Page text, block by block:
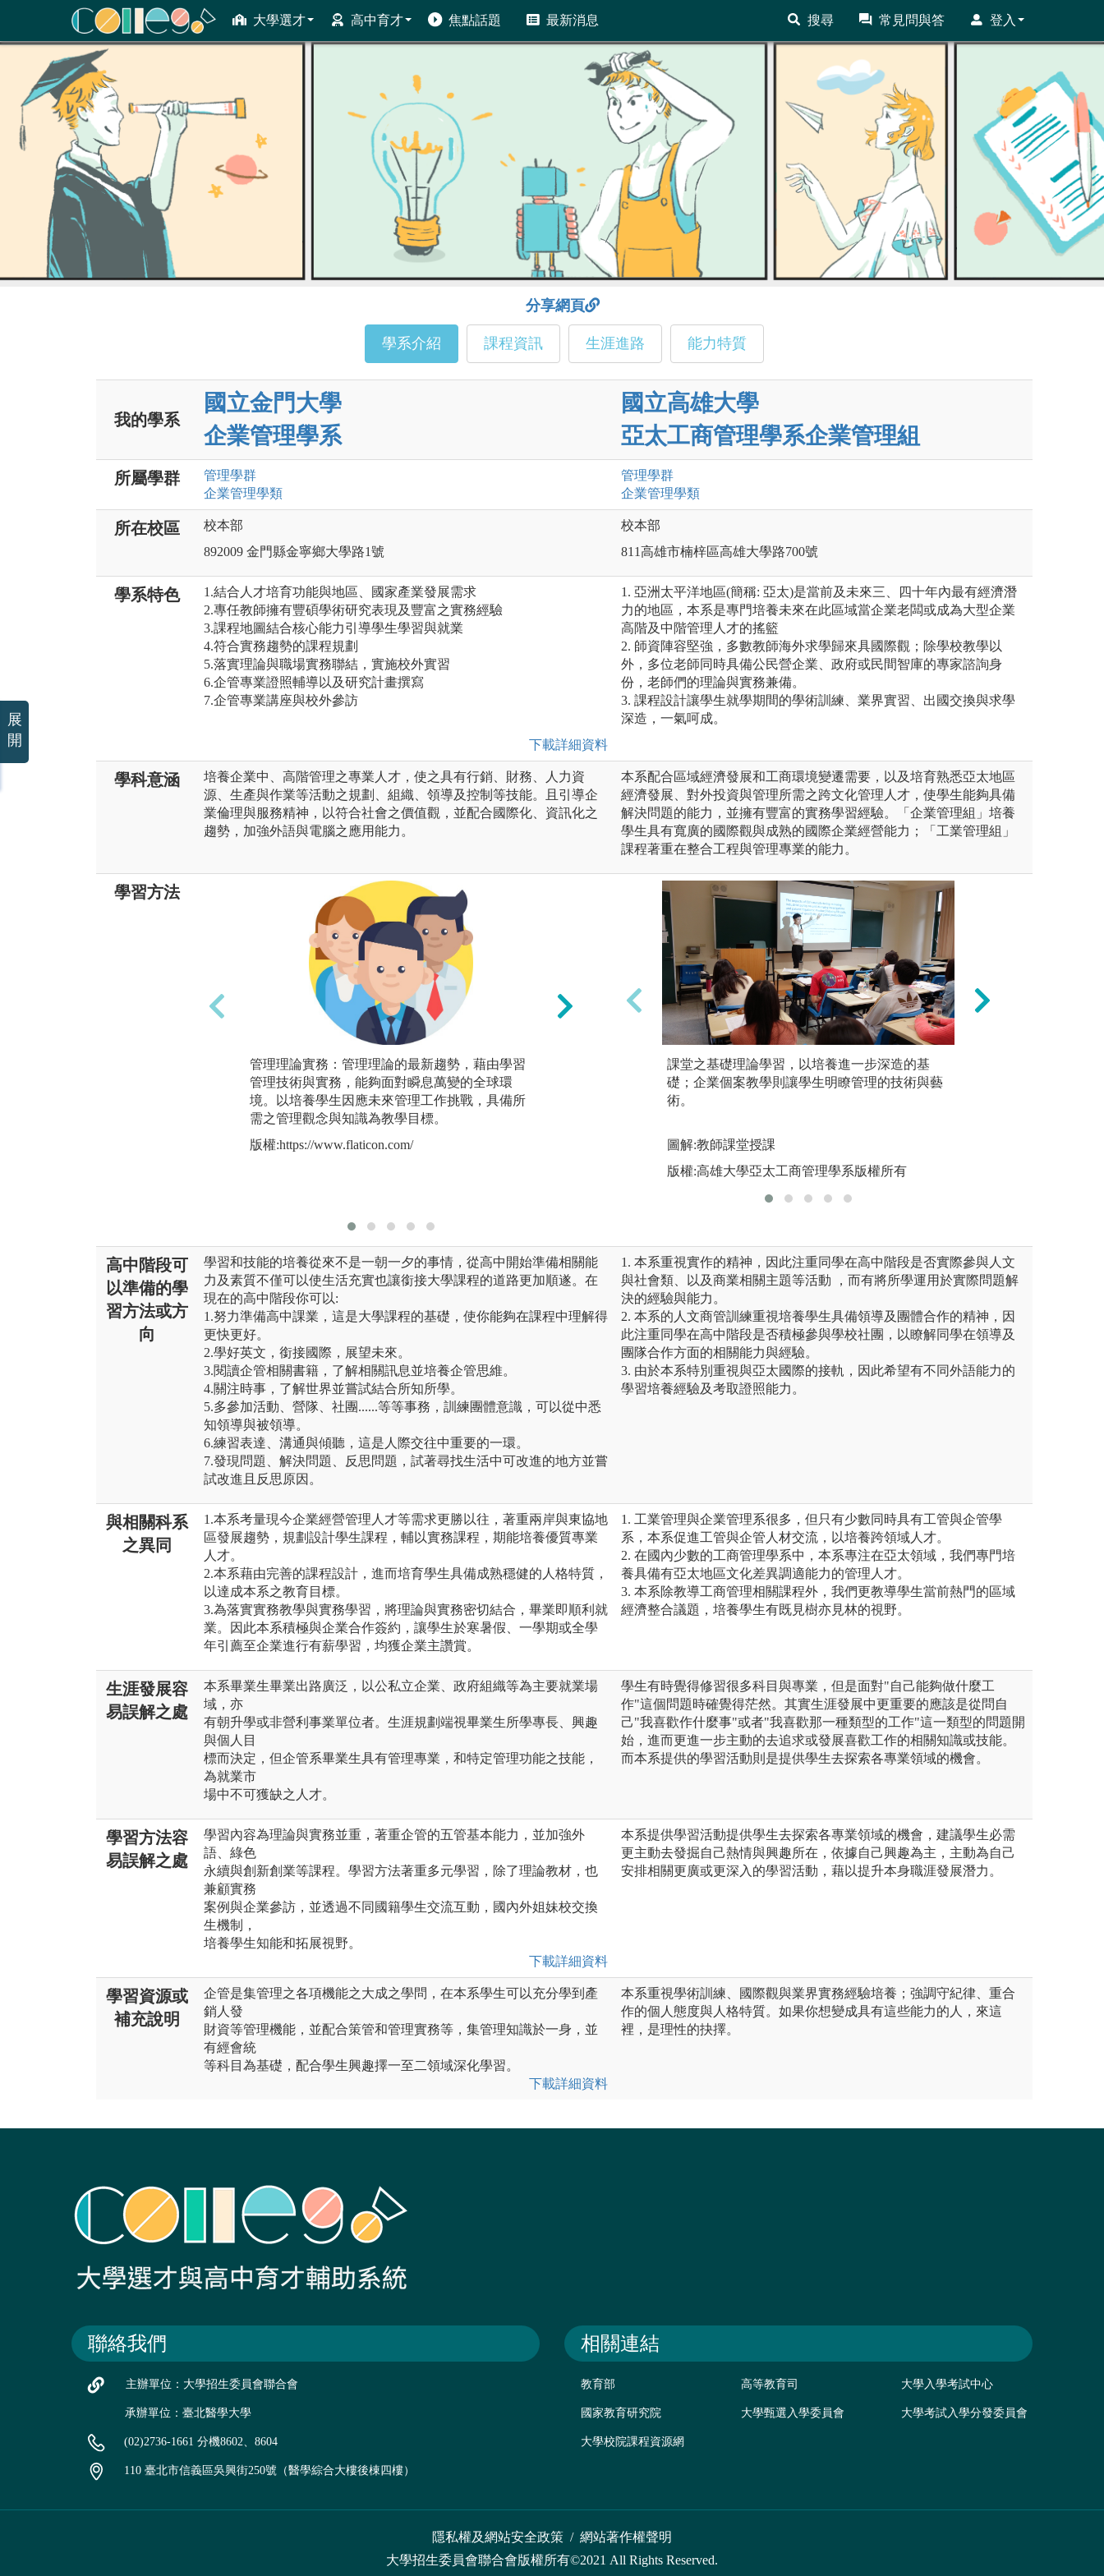
大學選才 高中育才 焦點話題 最新消息 搜尋 常見問與答 登入
ColleGo! 大學選才與高中育才輔助系統
分享網頁
學系介紹 課程資訊 生涯進路 能力特質
我的學系
國立金門大學
企業管理學系
國立高雄大學
亞太工商管理學系企業管理組
所屬學群 管理學群
企業管理學類
管理學群
企業管理學類
所在校區
校本部
892009 金門縣金寧鄉大學路1號
校本部
811高雄市楠梓區高雄大學路700號
學系特色
1.結合人才培育功能與地區、國家產業發展需求
2.專任教師擁有豐碩學術研究表現及豐富之實務經驗
3.課程地圖結合核心能力引導學生學習與就業
4.符合實務趨勢的課程規劃
5.落實理論與職場實務聯結，實施校外實習
6.企管專業證照輔導以及研究計畫撰寫
7.企管專業講座與校外參訪
下載詳細資料
1. 亞洲太平洋地區(簡稱: 亞太)是當前及未來三、四十年內最有經濟潛
力的地區，本系是專門培養未來在此區域當企業老闆或成為大型企業
高階及中階管理人才的搖籃
2. 師資陣容堅強，多數教師海外求學歸來具國際觀；除學校教學以
外，多位老師同時具備公民營企業、政府或民間智庫的專家諮詢身
份，老師們的理論與實務兼備。
3. 課程設計讓學生就學期間的學術訓練、業界實習、出國交換與求學
深造，一氣呵成。
學科意涵
培養企業中、高階管理之專業人才，使之具有行銷、財務、人力資
源、生產與作業等活動之規劃、組織、領導及控制等技能。且引導企
業倫理與服務精神，以符合社會之價值觀，並配合國際化、資訊化之
趨勢，加強外語與電腦之應用能力。
本系配合區域經濟發展和工商環境變遷需要，以及培育熟悉亞太地區
經濟發展、對外投資與管理所需之跨文化管理人才，使學生能夠具備
解決問題的能力，並擁有豐富的實務學習經驗。「企業管理組」培養
學生具有寬廣的國際觀與成熟的國際企業經營能力；「工業管理組」
課程著重在整合工程與管理專業的能力。
學習方法
管理理論實務：管理理論的最新趨勢，藉由學習
管理技術與實務，能夠面對瞬息萬變的全球環
境。以培養學生因應未來管理工作挑戰，具備所
需之管理觀念與知識為教學目標。
版權:https://www.flaticon.com/
會計學：使學生了解會計學的基本概念和法則，
透過各種會計學的實做演算，讓學生具備會計基
本帳務處理的能力，以備學生研習進階科目能有
分析與決策能力、管理知識與執行力、溝通與協
調及倫理觀與同情心等本系核心能力。
版權:https://www.flaticon.com/
課堂之基礎理論學習，以培養進一步深造的基
礎；企業個案教學則讓學生明瞭管理的技術與藝
術。
圖解:教師課堂授課
版權:高雄大學亞太工商管理學系版權所有
高中階段可
以準備的學
習方法或方
向
學習和技能的培養從來不是一朝一夕的事情，從高中開始準備相關能
力及素質不僅可以使生活充實也讓銜接大學課程的道路更加順遂。在
現在的高中階段你可以:
1.努力準備高中課業，這是大學課程的基礎，使你能夠在課程中理解得
更快更好。
2.學好英文，銜接國際，展望未來。
3.閱讀企管相關書籍，了解相關訊息並培養企管思維。
4.關注時事，了解世界並嘗試結合所知所學。
5.多參加活動、營隊、社團......等等事務，訓練團體意識，可以從中悉
知領導與被領導。
6.練習表達、溝通與傾聽，這是人際交往中重要的一環。
7.發現問題、解決問題、反思問題，試著尋找生活中可改進的地方並嘗
試改進且反思原因。
1. 本系重視實作的精神，因此注重同學在高中階段是否實際參與人文
與社會類、以及商業相關主題等活動 ，而有將所學運用於實際問題解
決的經驗與能力。
2. 本系的人文商管訓練重視培養學生具備領導及團體合作的精神，因
此注重同學在高中階段是否積極參與學校社團，以瞭解同學在領導及
團隊合作方面的相關能力與經驗。
3. 由於本系特別重視與亞太國際的接軌，因此希望有不同外語能力的
學習培養經驗及考取證照能力。
與相關科系
之異同
1.本系考量現今企業經營管理人才等需求更勝以往，著重兩岸與東協地
區發展趨勢，規劃設計學生課程，輔以實務課程，期能培養優質專業
人才。
2.本系藉由完善的課程設計，進而培育學生具備成熟穩健的人格特質，
以達成本系之教育目標。
3.為落實實務教學與實務學習，將理論與實務密切結合，畢業即順利就
業。因此本系積極與企業合作簽約，讓學生於寒暑假、一學期或全學
年引薦至企業進行有薪學習，均獲企業主讚賞。
1. 工業管理與企業管理系很多，但只有少數同時具有工管與企管學
系，本系促進工管與企管人材交流，以培養跨領域人才。
2. 在國內少數的工商管理學系中，本系專注在亞太領域，我們專門培
養具備有亞太地區文化差異調適能力的管理人才。
3. 本系除教導工商管理相關課程外，我們更教導學生當前熱門的區域
經濟整合議題，培養學生有既見樹亦見林的視野。
生涯發展容
易誤解之處
本系畢業生畢業出路廣泛，以公私立企業、政府組織等為主要就業場
域，亦
有朝升學或非營利事業單位者。生涯規劃端視畢業生所學專長、興趣
與個人目
標而決定，但企管系畢業生具有管理專業，和特定管理功能之技能，
為就業市
場中不可獲缺之人才。
學生有時覺得修習很多科目與專業，但是面對"自己能夠做什麼工
作"這個問題時確覺得茫然。其實生涯發展中更重要的應該是從問自
己"我喜歡作什麼事"或者"我喜歡那一種類型的工作"這一類型的問題開
始，進而更進一步主動的去追求或發展喜歡工作的相關知識或技能。
而本系提供的學習活動則是提供學生去探索各專業領域的機會。
學習方法容
易誤解之處
學習內容為理論與實務並重，著重企管的五管基本能力，並加強外
語、綠色
永續與創新創業等課程。學習方法著重多元學習，除了理論教材，也
兼顧實務
案例與企業參訪，並透過不同國籍學生交流互動，國內外姐妹校交換
生機制，
培養學生知能和拓展視野。
下載詳細資料
本系提供學習活動提供學生去探索各專業領域的機會，建議學生必需
更主動去發掘自己熱情與興趣所在，依據自己興趣為主，主動為自己
安排相關更廣或更深入的學習活動，藉以提升本身職涯發展潛力。
學習資源或
補充說明
企管是集管理之各項機能之大成之學問，在本系學生可以充分學到產
銷人發
財資等管理機能，並配合策管和管理實務等，集管理知識於一身，並
有經會統
等科目為基礎，配合學生興趣擇一至二領域深化學習。
下載詳細資料
本系重視學術訓練、國際觀與業界實務經驗培養；強調守紀律、重合
作的個人態度與人格特質。如果你想變成具有這些能力的人，來這
裡，是理性的抉擇。
聯絡我們
主辦單位：大學招生委員會聯合會
承辦單位：臺北醫學大學
(02)2736-1661 分機8602、8604
110 臺北市信義區吳興街250號（醫學綜合大樓後棟四樓）
相關連結
教育部 高等教育司 大學入學考試中心
國家教育研究院 大學甄選入學委員會 大學考試入學分發委員會
大學校院課程資源網
隱私權及網站安全政策 / 網站著作權聲明
大學招生委員會聯合會版權所有©2021 All Rights Reserved.
展
開